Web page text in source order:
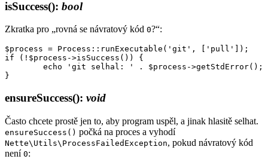
isSuccess(): bool
Zkratka pro „rovná se návratový kód 0?“:
$process = Process::runExecutable('git', ['pull']);
if (!$process->isSuccess()) {
ensureSuccess(): void
Často chcete prostě jen to, aby program uspěl, a jinak hlasitě selhat.
ensureSuccess() počká na proces a vyhodí
Nette\Utils\ProcessFailedException, pokud návratový kód
není 0: